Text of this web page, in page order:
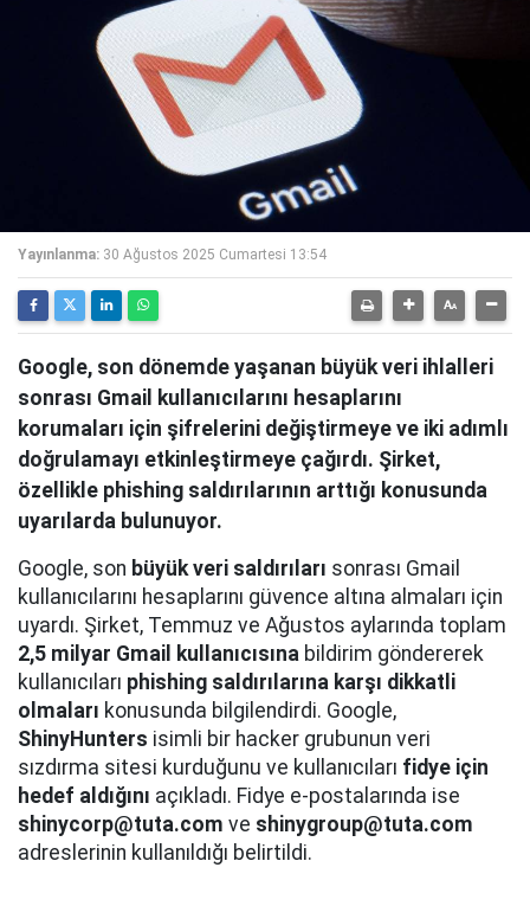
Yayınlanma: 30 Ağustos 2025 Cumartesi 13:54
Google, son dönemde yaşanan büyük veri ihlalleri
sonrası Gmail kullanıcılarını hesaplarını
korumaları için şifrelerini değiştirmeye ve iki adımlı
doğrulamayı etkinleştirmeye çağırdı. Şirket,
özellikle phishing saldırılarının arttığı konusunda
uyarılarda bulunuyor.
Google, son büyük veri saldırıları sonrası Gmail
kullanıcılarını hesaplarını güvence altına almaları için
uyardı. Şirket, Temmuz ve Ağustos aylarında toplam
2,5 milyar Gmail kullanıcısına bildirim göndererek
kullanıcıları phishing saldırılarına karşı dikkatli
olmaları konusunda bilgilendirdi. Google,
ShinyHunters isimli bir hacker grubunun veri
sızdırma sitesi kurduğunu ve kullanıcıları fidye için
hedef aldığını açıkladı. Fidye e-postalarında ise
shinycorp@tuta.com ve shinygroup@tuta.com
adreslerinin kullanıldığı belirtildi.